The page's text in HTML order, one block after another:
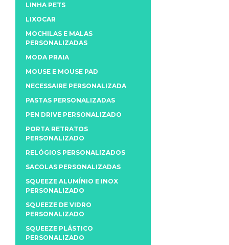
LINHA PETS
LIXOCAR
MOCHILAS E MALAS
PERSONALIZADAS
MODA PRAIA
MOUSE E MOUSE PAD
NECESSAIRE PERSONALIZADA
PASTAS PERSONALIZADAS
PEN DRIVE PERSONALIZADO
PORTA RETRATOS
PERSONALIZADO
RELÓGIOS PERSONALIZADOS
SACOLAS PERSONALIZADAS
SQUEEZE ALUMÍNIO E INOX
PERSONALIZADO
SQUEEZE DE VIDRO
PERSONALIZADO
SQUEEZE PLÁSTICO
PERSONALIZADO